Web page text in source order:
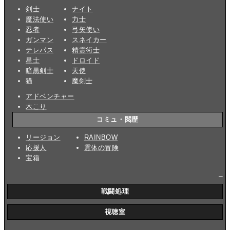
剣士
魔法使い
忍者
ガンマン
テレパス
星士
暗黒剣士
猫
ナイト
力士
弓矢使い
スネイカー
精霊術士
ドロイド
天使
魔剣士
アドベンチャー
木こり
コミュ・閲歴
リージョン
応援人
宝箱
RAINBOW
霊体の冒険
戦闘処理
視聴室